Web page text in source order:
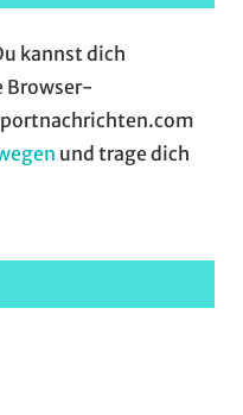
kannst dich
Browser-
und trage dich